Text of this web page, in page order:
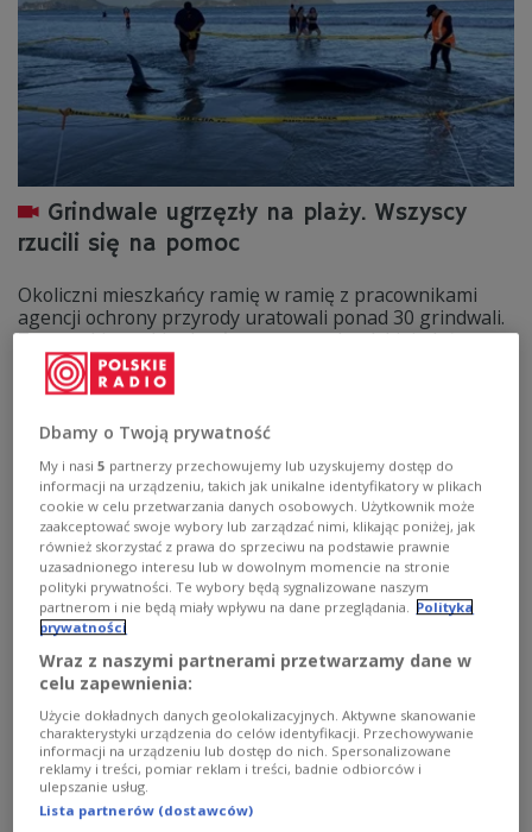
Grindwale ugrzęzły na plaży. Wszyscy
rzucili się na pomoc
Okoliczni mieszkańcy ramię w ramię z pracownikami
agencji ochrony przyrody uratowali ponad 30 grindwali.
Te morskie ssaki utknęły na nowozelandzkiej plaży.
Udało się je przenieść do wody dzięki użyciu
materiałowych płacht.
POLSKIE RADIO 24
Protesty w Nowej Zelandii.
"Podważa się prawa Maorysów"
Tysiące mieszkańców Nowej Zelandii protestuje
przeciwko propozycji "przeglądu" gwarancji, jakie
Dbamy o Twoją prywatność
My i nasi5 partnerzy przechowujemy lub uzyskujemy dostęp do
informacji na urządzeniu, takich jak unikalne identyfikatory w plikach
cookie w celu przetwarzania danych osobowych. Użytkownik może
zaakceptować swoje wybory lub zarządzać nimi, klikając poniżej, jak
również skorzystać z prawa do sprzeciwu na podstawie prawnie
uzasadnionego interesu lub w dowolnym momencie na stronie
polityki prywatności. Te wybory będą sygnalizowane naszym
partnerom i nie będą miały wpływu na dane przeglądania.
Polityka
prywatności
Wraz z naszymi partnerami przetwarzamy dane w
celu zapewnienia:
Użycie dokładnych danych geolokalizacyjnych. Aktywne skanowanie
charakterystyki urządzenia do celów identyfikacji. Przechowywanie
informacji na urządzeniu lub dostęp do nich. Spersonalizowane
reklamy i treści, pomiar reklam i treści, badnie odbiorców i
ulepszanie usług.
Lista partnerów (dostawców)